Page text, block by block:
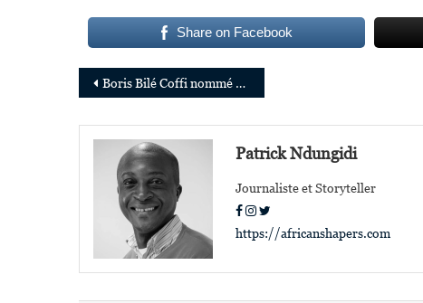
Share on Facebook
Navigation
de
l’article
Boris Bilé Coffi nommé DG de BGFIBank Europe et Francesco De Musso nommé ADG de BGFIBank RDC
Patrick Ndungidi
Journaliste et Storyteller
https://africanshapers.com